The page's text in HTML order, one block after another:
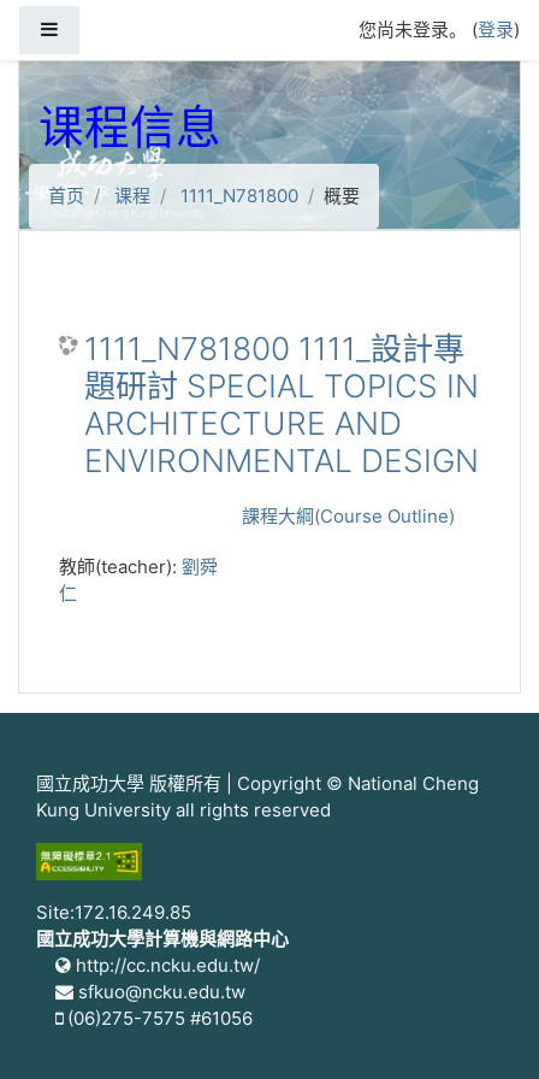
您尚未登录。 (登录)
课程信息
首页 课程 1111_N781800 概要
1111_N781800 1111_設計專
題研討 SPECIAL TOPICS IN
ARCHITECTURE AND
ENVIRONMENTAL DESIGN
課程大綱(Course Outline)
教師(teacher): 劉舜
仁
國立成功大學 版權所有 | Copyright © National Cheng
Kung University all rights reserved
Site:172.16.249.85
國立成功大學計算機與網路中心
http://cc.ncku.edu.tw/
sfkuo@ncku.edu.tw
(06)275-7575 #61056